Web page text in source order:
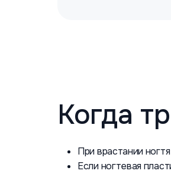
Когда
При врастании
Если ногтевая